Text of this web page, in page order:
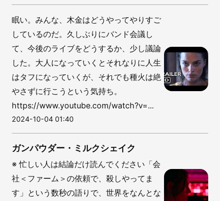
眠い。みんな、木金はどうやってやりすご
しているのだ。久しぶりにバンド会議し
て、今後のライブをどうするか、少し議論
した。大人になっていくとそれなりに人生
はタフになっていくが、それでも種火は絶
やさずに行こうという気持ち。
https://www.youtube.com/watch?v=...
2024-10-04 01:40
ガンパウダー・ミルクシェイク
※ 忙しい人は結論だけ読んでください「会
社＜ファーム＞の依頼で、殺しやってま
す」という数秒の語りで、世界をなんとな